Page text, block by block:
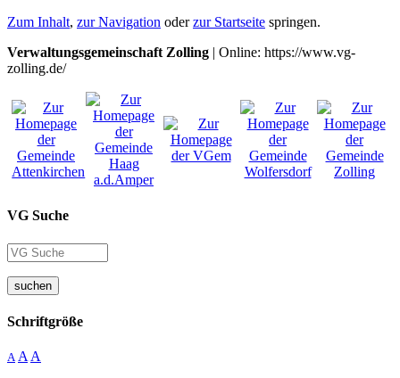
Zum Inhalt, zur Navigation oderzur Startseite springen.
Verwaltungsgemeinschaft Zolling | Online: https://www.vg-
zolling.de/
VG Suche
suchen
Schriftgröße
A A A